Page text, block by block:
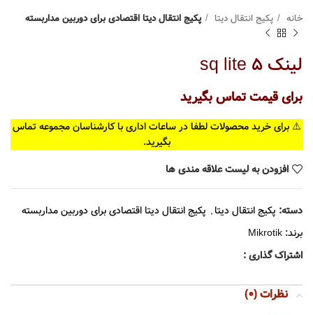
خانه پکیج انتقال دیتا پکیج انتقال دیتا اقتصادی برای دوربین مداربسته
لینک sq lite 5
برای قیمت تماس بگیرید
⚠️ برای خرید محصولات لطفا در ساعات اداری با کارشناسان مجموعه تماس
بگیرید.
افزودن به لیست علاقه مندی ها
دسته: پکیج انتقال دیتا, پکیج انتقال دیتا اقتصادی برای دوربین مداربسته
برند: Mikrotik
اشتراک گذاری :
نظرات (0)